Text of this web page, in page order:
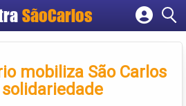
SãoCarlos
Cadastrar empresa
Criar conta
mobiliza São Carlos